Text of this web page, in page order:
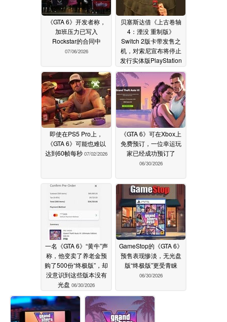
《GTA 6》开发者称，
加班压力已写入
Rockstar的合同中
07/06/2026
贝塞斯达借《上古卷轴
4：湮没 重制版》
Switch 2版卡带发售之
机，对索尼宣布将停止
发行实体版PlayStation
07/05/2026
即使在PS5 Pro上，
《GTA 6》可能也难以
达到60帧每秒 07/02/2026
《GTA 6》可在Xbox上
免费预订，一位幸运玩
家已经成功预订了
06/30/2026
一名《GTA 6》“黄牛”声
称，他变卖了养老金预
购了500份“终极版”，却
没意识到这些版本没有
光盘 06/30/2026
GameStop的《GTA 6》
预售表现惨淡，无光盘
版“终极版”更受青睐
06/30/2026